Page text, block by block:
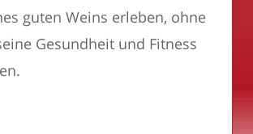
guten Weins erleben, ohne
Gesundheit und Fitness